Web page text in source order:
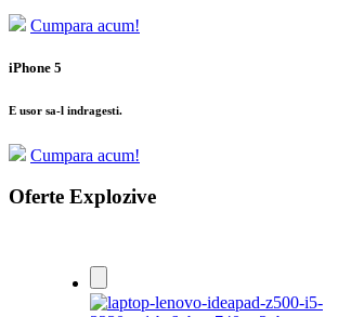
Cumpara acum!
iPhone 5
E usor sa-l indragesti.
Cumpara acum!
Oferte Explozive